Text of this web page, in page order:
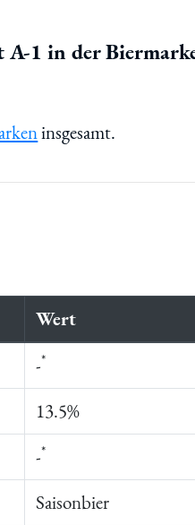
A-1 in der
insgesamt.
Wert
-*
13.5%
-*
Saisonbier